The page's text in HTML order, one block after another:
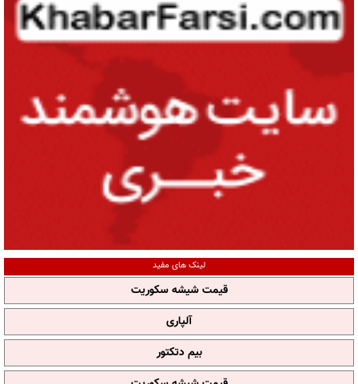
لینک های مفید
قیمت شیشه سکوریت
آلپاری
بیم دتکتور